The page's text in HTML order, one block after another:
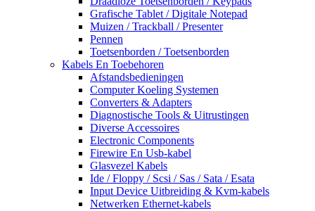
Grafische Tablet / Digitale Notepad
Muizen / Trackball / Presenter
Pennen
Toetsenborden / Toetsenborden
Kabels En Toebehoren
Afstandsbedieningen
Computer Koeling Systemen
Converters & Adapters
Diagnostische Tools & Uitrustingen
Diverse Accessoires
Electronic Components
Firewire En Usb-kabel
Glasvezel Kabels
Ide / Floppy / Scsi / Sas / Sata / Esata
Input Device Uitbreiding & Kvm-kabels
Netwerken Ethernet-kabels